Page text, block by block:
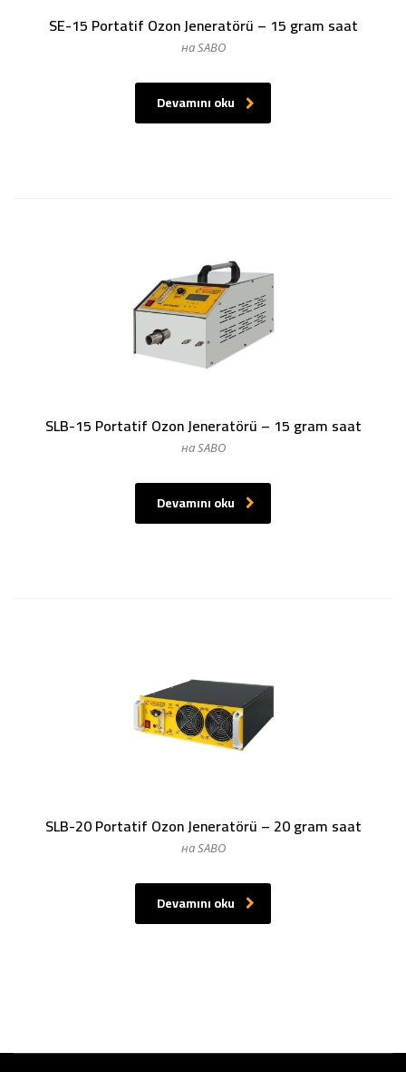
SE-15 Portatif Ozon Jeneratörü – 15 gram saat
на SABO
Devamını oku
SLB-15 Portatif Ozon Jeneratörü – 15 gram saat
на SABO
Devamını oku
SLB-20 Portatif Ozon Jeneratörü – 20 gram saat
на SABO
Devamını oku